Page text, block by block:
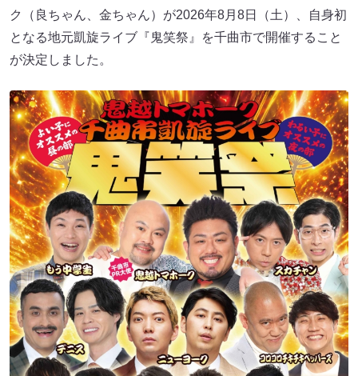
ク（良ちゃん、金ちゃん）が2026年8月8日（土）、自身初
となる地元凱旋ライブ『鬼笑祭』を千曲市で開催すること
が決定しました。